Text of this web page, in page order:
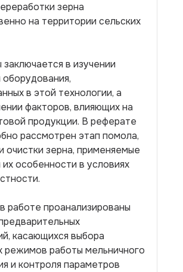
зерна
на территории сельских
в изучении
в этой технологии, а
факторов, влияющих на
продукции. В реферате
рассмотрен этап помола,
очистки зерна, применяемые
особенности в условиях
работе проанализированы
касающихся выбора
режимов работы мельничного
и контроля параметров